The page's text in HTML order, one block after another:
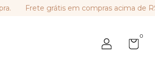
Frete grátis em compras acima de R$
0